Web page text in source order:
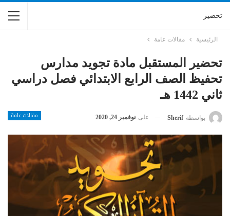
تحضير
الرئيسية مقالات عامة
تحضير المستقبل مادة تجويد مدارس
تحفيظ الصف الرابع الابتدائي فصل دراسي
ثاني 1442 هـ
مقالات عامة بواسطة Sherif على نوفمبر 24, 2020